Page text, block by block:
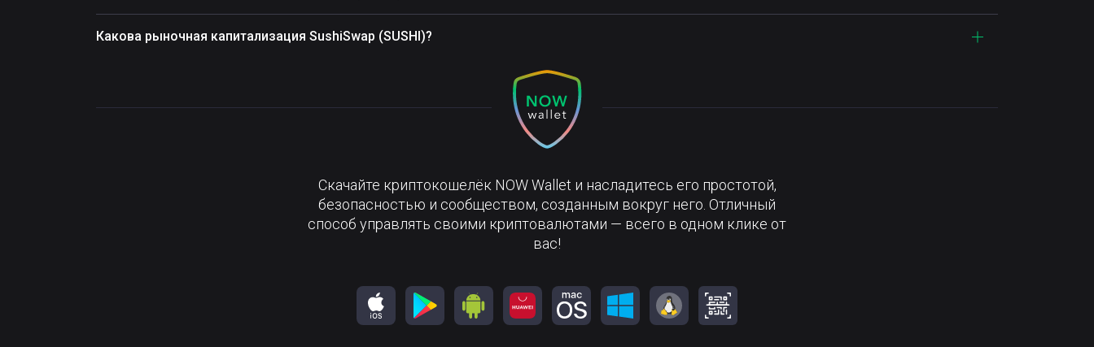
Какова рыночная капитализация SushiSwap (SUSHI)?
Скачайте криптокошелёк NOW Wallet и насладитесь его простотой,
безопасностью и сообществом, созданным вокруг него. Отличный
способ управлять своими криптовалютами — всего в одном клике от
вас!